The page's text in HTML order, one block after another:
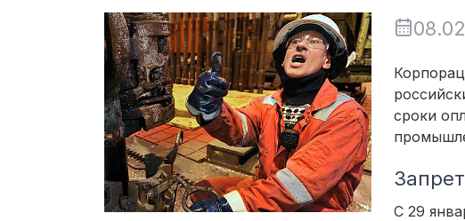
сроки
С 29